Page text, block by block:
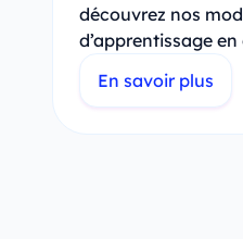
découvrez nos
d’apprentissage en
En savoir plus